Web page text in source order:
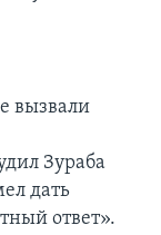
вызвали
Зураба
дать
ответ».